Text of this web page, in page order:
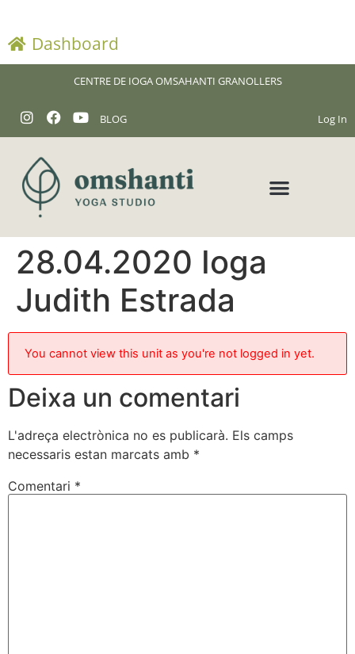
Dashboard
CENTRE DE IOGA OMSAHANTI GRANOLLERS
BLOG Log In
28.04.2020 Ioga
Judith Estrada
You cannot view this unit as you're not logged in yet.
Deixa un comentari
L'adreça electrònica no es publicarà. Els camps
necessaris estan marcats amb *
Comentari *